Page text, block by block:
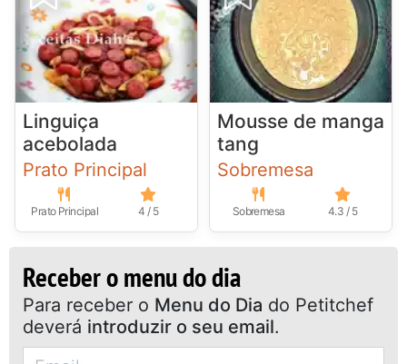
Linguiça
acebolada
Prato Principal
Prato Principal 4 / 5
Mousse de manga
tang
Sobremesa
Sobremesa 4.3 / 5
Receber o menu do dia
Para receber o Menu do Dia do Petitchef
deverá introduzir o seu email.